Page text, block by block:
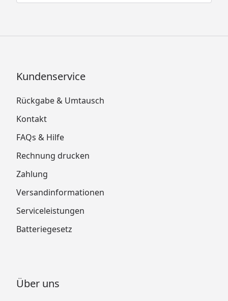
Kundenservice
Rückgabe & Umtausch
Kontakt
FAQs & Hilfe
Rechnung drucken
Zahlung
Versandinformationen
Serviceleistungen
Batteriegesetz
Über uns